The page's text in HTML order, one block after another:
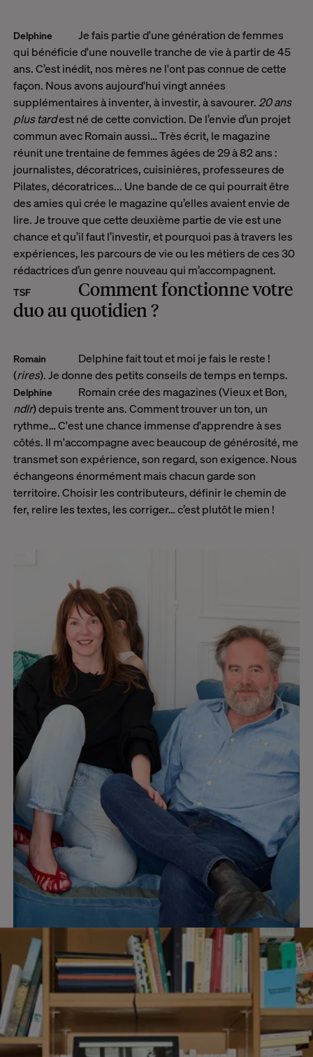
Delphine
Je fais partie d'une génération de femmes
qui bénéficie d'une nouvelle tranche de vie à partir de 45
ans. C’est inédit, nos mères ne l'ont pas connue de cette
façon. Nous avons aujourd'hui vingt années
supplémentaires à inventer, à investir, à savourer.20 ans
plus tardest né de cette conviction. De l’envie d’un projet
commun avec Romain aussi… Très écrit, le magazine
réunit une trentaine de femmes âgées de 29 à 82 ans :
journalistes, décoratrices, cuisinières, professeures de
Pilates, décoratrices... Une bande de ce qui pourrait être
des amies qui crée le magazine qu’elles avaient envie de
lire. Je trouve que cette deuxième partie de vie est une
chance et qu’il faut l’investir, et pourquoi pas à travers les
expériences, les parcours de vie ou les métiers de ces 30
rédactrices d’un genre nouveau qui m’accompagnent.
TSF
Comment fonctionne votre
duo au quotidien ?
Romain
Delphine fait tout et moi je fais le reste !
(rires). Je donne des petits conseils de temps en temps.
Delphine
Romain crée des magazines (Vieux et Bon,
ndlr) depuis trente ans. Comment trouver un ton, un
rythme… C'est une chance immense d'apprendre à ses
côtés. Il m'accompagne avec beaucoup de générosité, me
transmet son expérience, son regard, son exigence. Nous
échangeons énormément mais chacun garde son
territoire. Choisir les contributeurs, définir le chemin de
fer, relire les textes, les corriger… c’est plutôt le mien !